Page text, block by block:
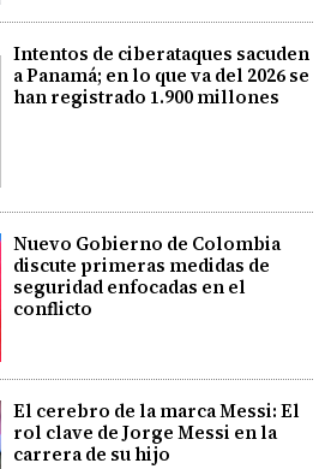
Intentos de ciberataques sacuden
a Panamá; en lo que va del 2026 se
han registrado 1.900 millones
Nuevo Gobierno de Colombia
discute primeras medidas de
seguridad enfocadas en el
conflicto
El cerebro de la marca Messi: El
rol clave de Jorge Messi en la
carrera de su hijo